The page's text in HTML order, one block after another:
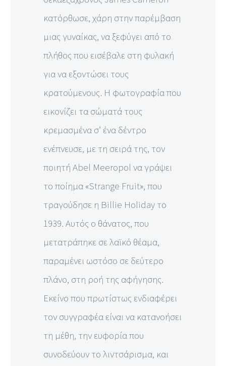
κατόρθωσε, χάρη στην παρέμβαση
μιας γυναίκας, να ξεφύγει από το
πλήθος που εισέβαλε στη φυλακή
για να εξοντώσει τους
κρατούμενους. Η φωτογραφία που
εικονίζει τα σώματά τους
κρεμασμένα σ’ ένα δέντρο
ενέπνευσε, με τη σειρά της, τον
ποιητή Abel Meeropol να γράψει
το ποίημα «Strange Fruit», που
τραγούδησε η Billie Holiday το
1939. Αυτός ο θάνατος, που
μετατρά­πηκε σε λαϊκό θέαμα,
παραμένει ωστόσο σε δεύτερο
πλάνο, στη ροή της αφήγησης.
Εκείνο που πρωτίστως ενδιαφέρει
τον συγγραφέα είναι να κατανοήσει
τη μέθη, την ευφορία που
συνοδεύουν το λιντσάρισμα, και